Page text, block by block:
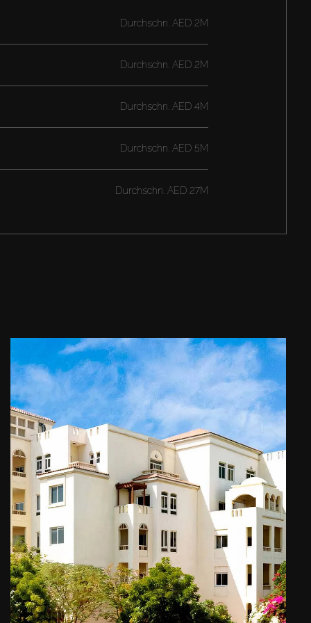
Durchschn.AED 2M
Durchschn.AED 2M
Durchschn.AED 4M
Durchschn.AED 5M
Durchschn. AED 27M